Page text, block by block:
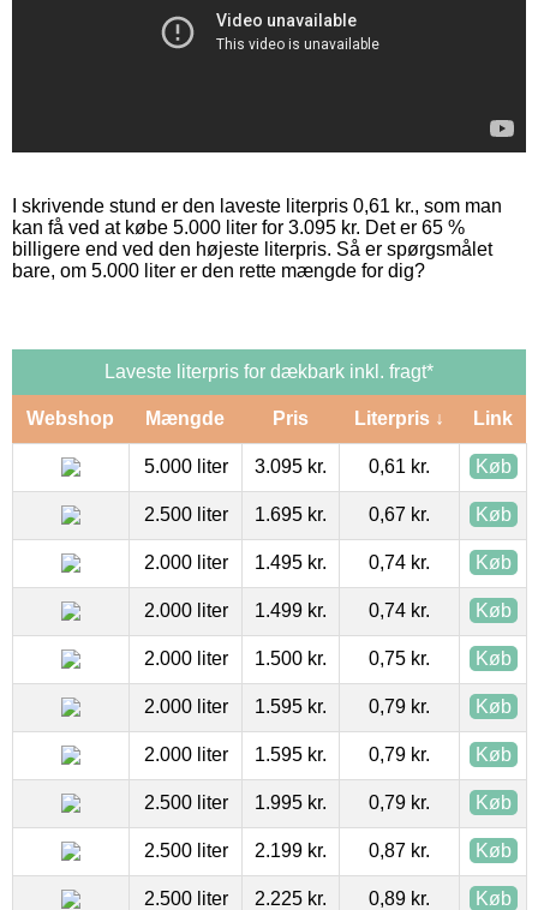
I skrivende stund er den laveste literpris 0,61 kr., som man
kan få ved at købe 5.000 liter for 3.095 kr. Det er 65 %
billigere end ved den højeste literpris. Så er spørgsmålet
bare, om 5.000 liter er den rette mængde for dig?
Laveste literpris for dækbark inkl. fragt*
Webshop Mængde Pris Literpris ↓ Link
5.000 liter 3.095 kr. 0,61 kr. Køb
2.500 liter 1.695 kr. 0,67 kr. Køb
2.000 liter 1.495 kr. 0,74 kr. Køb
2.000 liter 1.499 kr. 0,74 kr. Køb
2.000 liter 1.500 kr. 0,75 kr. Køb
2.000 liter 1.595 kr. 0,79 kr. Køb
2.000 liter 1.595 kr. 0,79 kr. Køb
2.500 liter 1.995 kr. 0,79 kr. Køb
2.500 liter 2.199 kr. 0,87 kr. Køb
2.500 liter 2.225 kr. 0,89 kr. Køb